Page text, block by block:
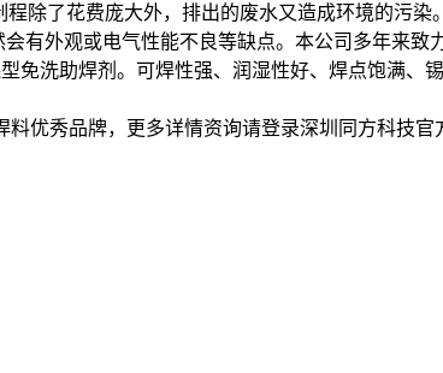
了花费庞大外，排出的废水又造成环境的污染
有外观或电气性能不良等缺点。本公司多年来致
洗助焊剂。可焊性强、润湿性好、焊点饱满、
优秀品牌，更多详情资询请登录深圳同方科技官